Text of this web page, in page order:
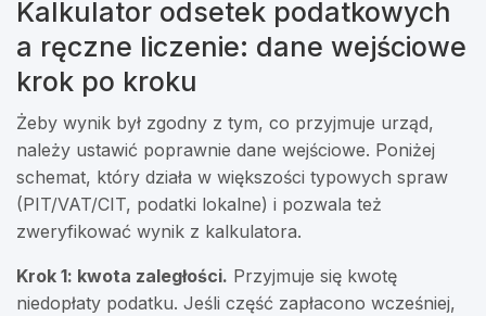
Kalkulator odsetek podatkowych
a ręczne liczenie: dane wejściowe
krok po kroku
Żeby wynik był zgodny z tym, co przyjmuje urząd,
należy ustawić poprawnie dane wejściowe. Poniżej
schemat, który działa w większości typowych spraw
(PIT/VAT/CIT, podatki lokalne) i pozwala też
zweryfikować wynik z kalkulatora.
Krok 1: kwota zaległości. Przyjmuje się kwotę
niedopłaty podatku. Jeśli część zapłacono wcześniej,